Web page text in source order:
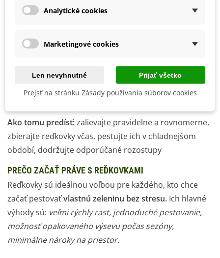
DREVNATENIE REĎKOVIEK: PRÍČINY A RIEŠENIA
reďkoviek.
predísť, ak poznáte príčiny.
Najčastejšie dôvody:nepravidelná zálievka (striedanie
vysoké teploty, neskorý zber, príliš
Ako tomu predísť:zalievajte pravidelne a rovnomerne,
zbierajte reďkovky včas, pestujte ich v chladnejšom
období, dodržujte odporúčané rozostupy
PREČO ZAČAŤ PRÁVE S REĎKOVKAMI
Reďkovky sú ideálnou voľbou pre každého, kto chce
začať pestovaťvlastnú zeleninu bez stresu. Ich hlavné
výhody sú: veľmi rýchly rast, jednoduché pestovanie,
možnosť opakovaného výsevu počas sezóny,
minimálne nároky na priestor.
Analytické cookies
Marketingové cookies
Len nevyhnutné Prijať všetko
Prejsť na stránku Zásady používania súborov cookies